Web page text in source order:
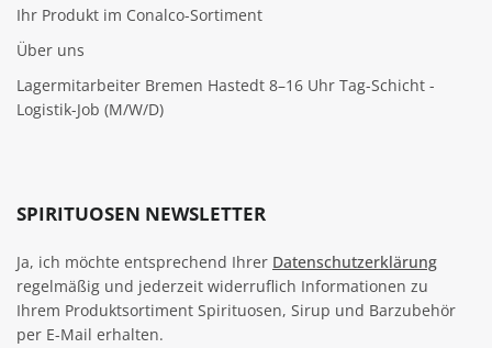
Ihr Produkt im Conalco-Sortiment
Über uns
Lagermitarbeiter Bremen Hastedt 8–16 Uhr Tag-Schicht -
Logistik-Job (M/W/D)
SPIRITUOSEN NEWSLETTER
Ja, ich möchte entsprechend Ihrer Datenschutzerklärung
regelmäßig und jederzeit widerruflich Informationen zu
Ihrem Produktsortiment Spirituosen, Sirup und Barzubehör
per E-Mail erhalten.